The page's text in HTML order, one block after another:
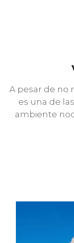
A pesar de no
es una de
ambiente